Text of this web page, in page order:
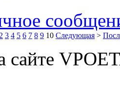
2 3 4 5 6 7 8 9 10 Следующая >
сайте